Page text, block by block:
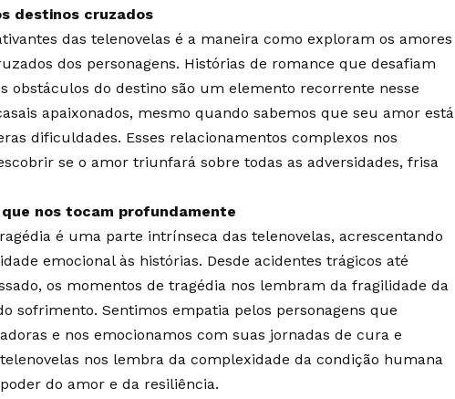
destinos cruzados
das telenovelas é a maneira como exploram os amores
dos personagens. Histórias de romance que desafiam
obstáculos do destino são um elemento recorrente nesse
apaixonados, mesmo quando sabemos que seu amor está
dificuldades. Esses relacionamentos complexos nos
se o amor triunfará sobre todas as adversidades, frisa
nos tocam profundamente
é uma parte intrínseca das telenovelas, acrescentando
emocional às histórias. Desde acidentes trágicos até
os momentos de tragédia nos lembram da fragilidade da
sofrimento. Sentimos empatia pelos personagens que
e nos emocionamos com suas jornadas de cura e
nos lembra da complexidade da condição humana
do amor e da resiliência.